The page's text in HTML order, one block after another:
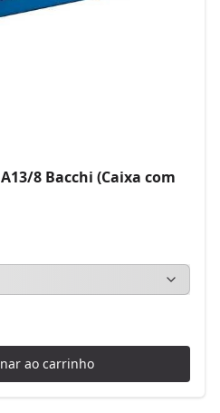
8 Bacchi (Caixa com
ao carrinho